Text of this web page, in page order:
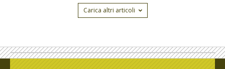
Carica altri articoli